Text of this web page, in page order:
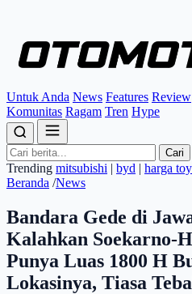
Untuk Anda News Features Review
Komunitas Ragam Tren Hype
Cari
Trending mitsubishi | byd | harga
Beranda /News
Bandara Gede di
Kalahkan Soekarno-
Punya Luas 1800 H
Lokasinya, Tiasa